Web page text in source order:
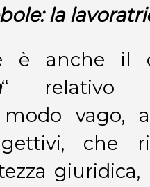
la
è anche il
“ relativo
vago,
che
giuridica,